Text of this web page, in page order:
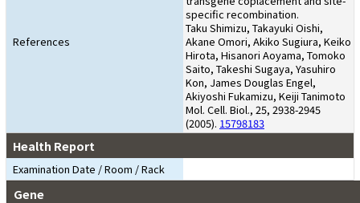
References
specific recombination.
Taku Shimizu, Takayuki Oishi,
Akane Omori, Akiko Sugiura, Keiko
Hirota, Hisanori Aoyama, Tomoko
Saito, Takeshi Sugaya, Yasuhiro
Kon, James Douglas Engel,
Akiyoshi Fukamizu, Keiji Tanimoto
Mol. Cell. Biol., 25, 2938-2945
(2005). 15798183
Health Report
Examination Date / Room / Rack
Gene